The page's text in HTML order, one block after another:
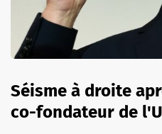
Séisme à droite
co-fondateur de